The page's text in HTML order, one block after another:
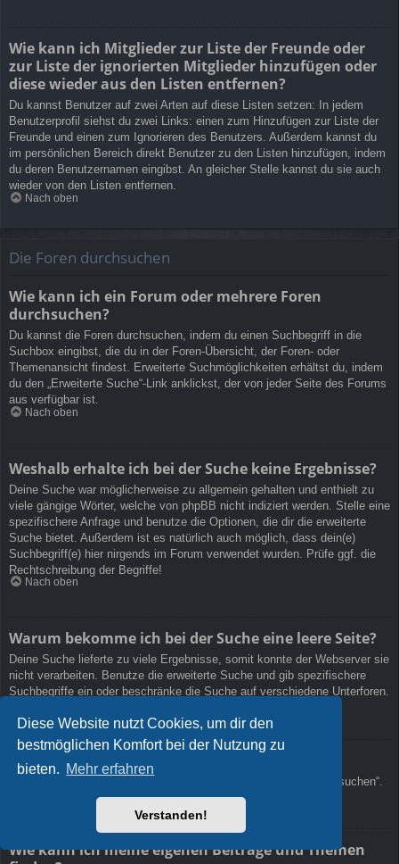
Diese Website nutzt Cookies, um dir den
bestmöglichen Komfort bei der Nutzung zu
bieten. Mehr erfahren
Verstanden!
Wie kann ich Mitglieder zur Liste der Freunde oder
zur Liste der ignorierten Mitglieder hinzufügen oder
diese wieder aus den Listen entfernen?
Du kannst Benutzer auf zwei Arten auf diese Listen setzen: In jedem
Benutzerprofil siehst du zwei Links: einen zum Hinzufügen zur Liste der
Freunde und einen zum Ignorieren des Benutzers. Außerdem kannst du
im persönlichen Bereich direkt Benutzer zu den Listen hinzufügen, indem
du deren Benutzernamen eingibst. An gleicher Stelle kannst du sie auch
wieder von den Listen entfernen.
Nach oben
Die Foren durchsuchen
Wie kann ich ein Forum oder mehrere Foren
durchsuchen?
Du kannst die Foren durchsuchen, indem du einen Suchbegriff in die
Suchbox eingibst, die du in der Foren-Übersicht, der Foren- oder
Themenansicht findest. Erweiterte Suchmöglichkeiten erhältst du, indem
du den „Erweiterte Suche“-Link anklickst, der von jeder Seite des Forums
aus verfügbar ist.
Nach oben
Weshalb erhalte ich bei der Suche keine Ergebnisse?
Deine Suche war möglicherweise zu allgemein gehalten und enthielt zu
viele gängige Wörter, welche von phpBB nicht indiziert werden. Stelle eine
spezifischere Anfrage und benutze die Optionen, die dir die erweiterte
Suche bietet. Außerdem ist es natürlich auch möglich, dass dein(e)
Suchbegriff(e) hier nirgends im Forum verwendet wurden. Prüfe ggf. die
Rechtschreibung der Begriffe!
Nach oben
Warum bekomme ich bei der Suche eine leere Seite?
Deine Suche lieferte zu viele Ergebnisse, somit konnte der Webserver sie
nicht verarbeiten. Benutze die erweiterte Suche und gib spezifischere
Suchbegriffe ein oder beschränke die Suche auf verschiedene Unterforen.
Wie kann ich nach Mitgliedern suchen?
Gehe zur „Mitglieder“-Seite und klicke auf „Nach einem Mitglied suchen“.
Wie kann ich meine eigenen Beiträge und Themen